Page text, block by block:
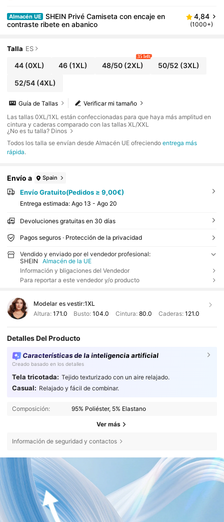
Almacén UE
SHEIN Privé Camiseta con encaje en
contraste ribete en abanico
4,84
(1000+)
Talla ES
44(0XL) 46 (1XL) 48/50(2XL)
35 left
50/52 (3XL)
52/54(4XL)
Verificar mi tamaño
Guía de Tallas
Las tallas 0XL/1XL están confeccionadas para que haya más amplitud en
cintura y caderas comparado con las tallas XL/XXL
¿No es tu talla? Dinos
Todos los talla se envían desde Almacén UE ofreciendoentrega más
rápida.
Envío a Spain
Envío Gratuito(Pedidos ≥ 9,00€)
Entrega estimada: Ago 13 - Ago 20
Devoluciones gratuitas en 30 días
Pagos seguros · Protección de la privacidad
Vendido y enviado por el vendedor profesional:
SHEIN
Almacén de la UE
Información y bligaciones del Vendedor
Para reportar a este vendedor y/o producto
Modelar es vestir:1XL
Altura: 171.0 Busto:104.0 Cintura: 80.0 Caderas: 121.0
Detalles Del Producto
Características de la inteligencia artificial
Creado basado en los detalles
Tela tricotada: Tejido texturizado con un aire relajado.
Casual: Relajado y fácil de combinar.
Composición: 95% Poliéster, 5% Elastano
Ver más
Información de seguridad y contactos